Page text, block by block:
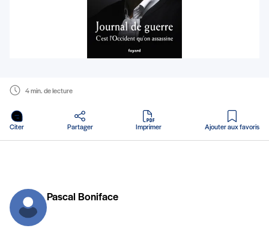
4 min. de lecture
Citer Partager Imprimer
en PDF
Ajouter aux favoris
Pascal Boniface